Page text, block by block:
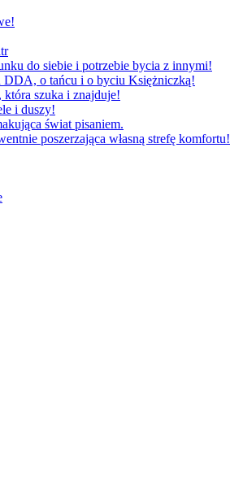
do siebie i potrzebie bycia z innymi!
o tańcu i o byciu Księżniczką!
szuka i znajduje!
i duszy!
świat pisaniem.
poszerzająca własną strefę komfortu!